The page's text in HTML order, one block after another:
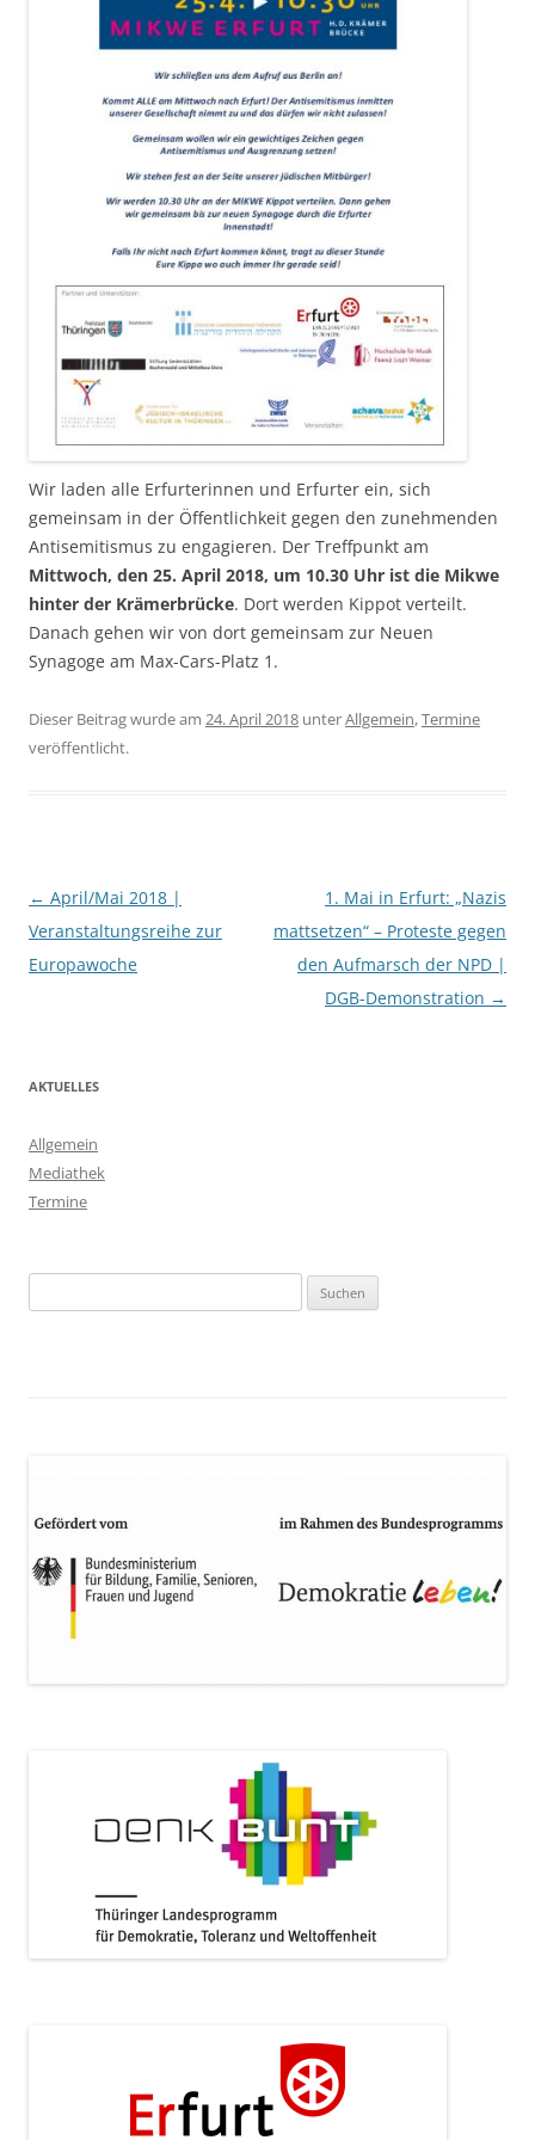
Wir laden alle Erfurterinnen und Erfurter ein, sich
gemeinsam in der Öffentlichkeit gegen den zunehmenden
Antisemitismus zu engagieren. Der Treffpunkt am
Mittwoch, den 25. April 2018, um 10.30 Uhr ist die Mikwe
hinter der Krämerbrücke. Dort werden Kippot verteilt.
Danach gehen wir von dort gemeinsam zur Neuen
Synagoge am Max-Cars-Platz 1.
Dieser Beitrag wurde am 24. April 2018 unterAllgemein,Termine
veröffentlicht.
Beitragsnavigation
← April/Mai 2018 |
Veranstaltungsreihe zur
Europawoche
1. Mai in Erfurt: „Nazis
mattsetzen“ – Proteste gegen
den Aufmarsch der NPD |
DGB-Demonstration →
AKTUELLES
Allgemein
Mediathek
Termine
nach: